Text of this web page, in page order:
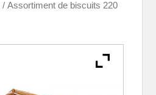
/ Assortiment de biscuits 220